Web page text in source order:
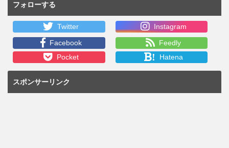
フォローする
Twitter
Instagram
Facebook
Feedly
Pocket
! Hatena
スポンサーリンク